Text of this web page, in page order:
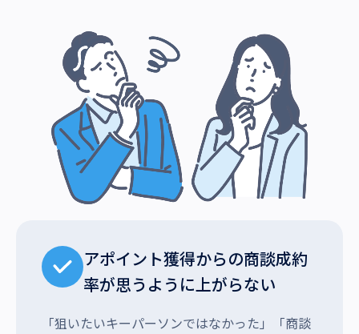
アポイント獲得からの商談成約
率が思うように上がらない
「狙いたいキーパーソンではなかった」「商談